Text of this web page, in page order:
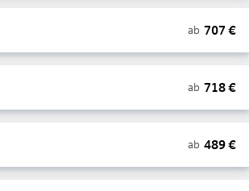
ab 707 €
ab 718€
ab 489€